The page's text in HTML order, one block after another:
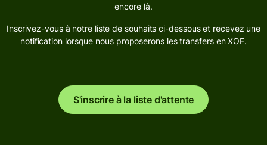
encore là.
Inscrivez-vous à notre liste de souhaits ci-dessous et recevez une
notification lorsque nous proposerons les transfers en XOF.
S'inscrire à la liste d'attente